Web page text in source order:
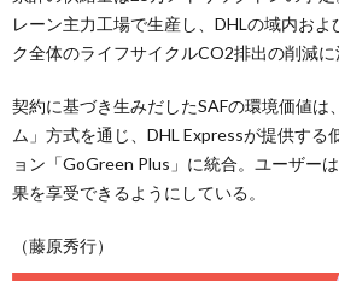
レーン主力工場で生産し、DHLの域内お
ク全体のライフサイクルCO2排出の削減に
契約に基づき生みだしたSAFの環境価値は
ム」方式を通じ、DHL Expressが提供する
ョン「GoGreen Plus」に統合。ユーザー
果を享受できるようにしている。
（藤原秀行）